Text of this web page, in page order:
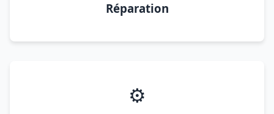
Réparation
⚙️